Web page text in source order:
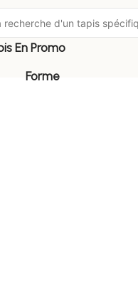
En Promo
Forme
Extérieur